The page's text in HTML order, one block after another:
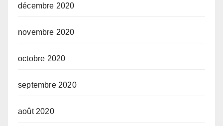
décembre 2020
novembre 2020
octobre 2020
septembre 2020
août 2020